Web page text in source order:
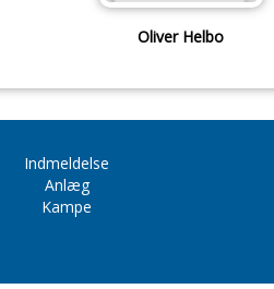
Oliver Helbo
Indmeldelse
Anlæg
Kampe